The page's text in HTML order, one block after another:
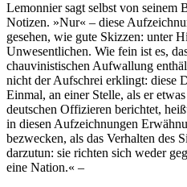
Lemonnier sagt selbst von seinem
Notizen. »Nur« – diese
gesehen, wie gute Skizzen: unter
Unwesentlichen. Wie fein ist es,
chauvinistischen Aufwallung
nicht der Aufschrei erklingt: diese
Einmal, an einer Stelle, als er
deutschen Offizieren berichtet,
in diesen Aufzeichnungen
bezwecken, als das Verhalten des
darzutun: sie richten sich weder
eine Nation.« –